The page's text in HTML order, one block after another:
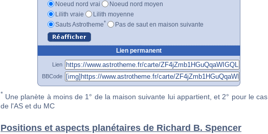
Noeud nord vrai
Noeud nord moyen
Lilith vraie
Lilith moyenne
Sauts Astrotheme* Pas de saut en maison suivante
Lien permanent
Lien
BBCode
* Une planète à moins de 1° de la maison suivante lui appartient, et 2° pour le cas
de l'AS et du MC
Positions et aspects planétaires de Richard B. Spencer